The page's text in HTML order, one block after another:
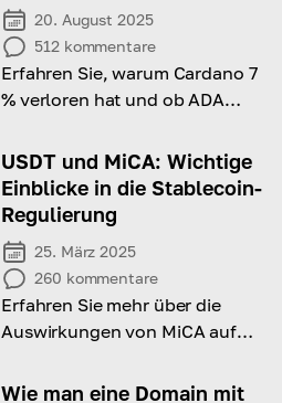
20. August 2025
512 kommentare
Erfahren Sie, warum Cardano 7
% verloren hat und ob ADA
könnte.
USDT und MiCA: Wichtige
Einblicke in die Stablecoin-
Regulierung
25. März 2025
260 kommentare
Erfahren Sie mehr über die
Auswirkungen von MiCA auf
Krypto-Händler in Europa
Wie man eine Domain mit